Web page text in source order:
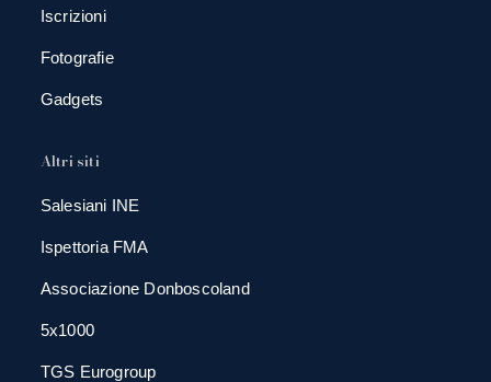
Iscrizioni
Fotografie
Gadgets
Altri siti
Salesiani INE
Ispettoria FMA
Associazione Donboscoland
5x1000
TGS Eurogroup